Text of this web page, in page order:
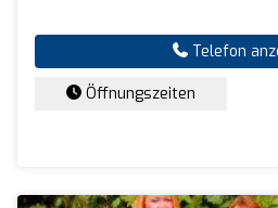
Telefon
Öffnungszeiten